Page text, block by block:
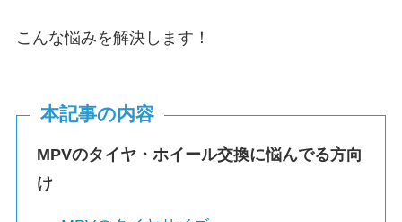
こんな悩みを解決します！
本記事の内容
MPVのタイヤ・ホイール交換に悩んでる方向
け